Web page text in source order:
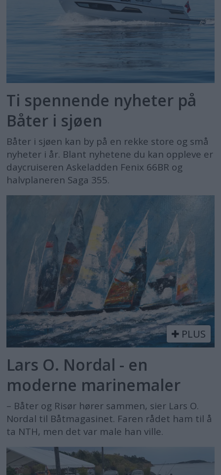
Ti spennende nyheter på
Båter i sjøen
Båter i sjøen kan by på en rekke store og små
nyheter i år. Blant nyhetene du kan oppleve er
daycruiseren Askeladden Fenix 66BR og
halvplaneren Saga 355.
PLUS
Lars O. Nordal - en
moderne marinemaler
– Båter og Risør hører sammen, sier Lars O.
Nordal til Båtmagasinet. Faren rådet ham til å
ta NTH, men det var male han ville.